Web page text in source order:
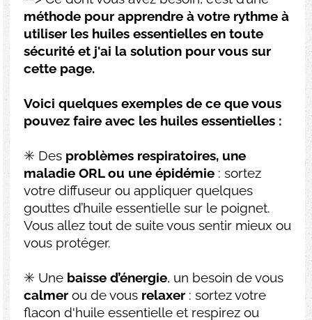
méthode pour apprendre à votre rythme à
utiliser les huiles essentielles en toute
sécurité et j'ai la solution pour vous sur
cette page.
Voici quelques exemples de ce que vous
pouvez faire avec les huiles essentielles :
✳️ Des problèmes respiratoires, une
maladie ORL ou une épidémie : sortez
votre diffuseur ou appliquer quelques
gouttes d’huile essentielle sur le poignet.
Vous allez tout de suite vous sentir mieux ou
vous protéger.
✳️ Une baisse d’énergie, un besoin de vous
calmerou de vous relaxer : sortez votre
flacon d'huile essentielle et respirez ou